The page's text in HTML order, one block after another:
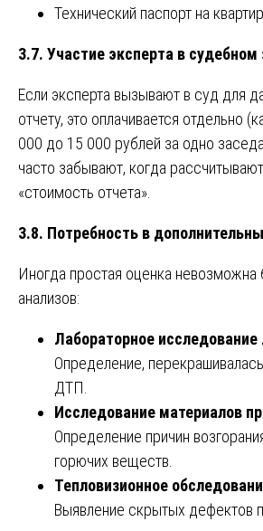
Технический паспорт на
3.7. Участие эксперта в судебном
Если эксперта вызывают в суд для
отчету, это оплачивается отдельно
000 до 15 000 рублей за одно
часто забывают, когда
«стоимость отчета».
3.8. Потребность в
Иногда простая оценка невозможна
анализов:
Лабораторное
Определение,
ДТП.
Исследование материалов
Определение причин
горючих веществ.
Тепловизионное
Выявление скрытых дефектов